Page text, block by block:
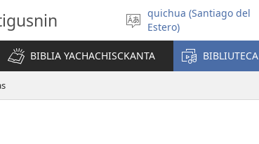
idioma
quichua (Santiago del
Estero)
BIBLIA YACHACHISCKANTA BIBLIUTECA